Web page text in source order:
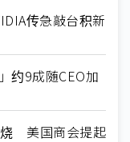
传急敲台积新
约9成随CEO加
烧 美国商会提起